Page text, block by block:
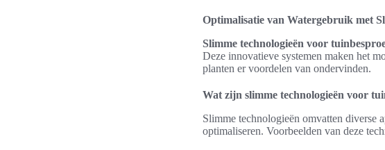
Optimalisatie van Watergebruik met
Slimme technologieën voor
Deze innovatieve systemen maken het
planten er voordelen van ondervinden.
Wat zijn slimme technologieën voor
Slimme technologieën omvatten diverse
optimaliseren. Voorbeelden van deze